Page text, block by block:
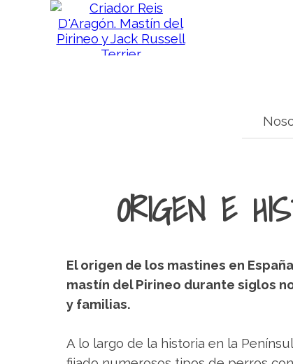
ORIGEN E
El origen de los mastines en
mastín del Pirineo durante siglos
y familias.
A lo largo de la historia en la